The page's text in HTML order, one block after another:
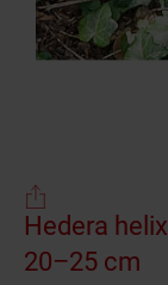
Hedera
20–25 cm